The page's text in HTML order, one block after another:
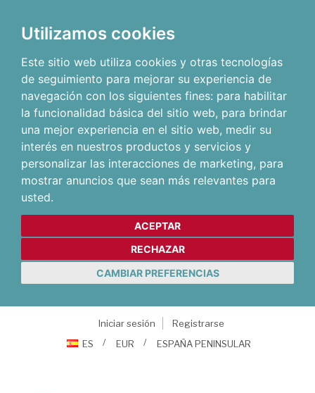
Utilizamos cookies
Este sitio web utiliza cookies y otras tecnologías
de seguimiento para mejorar su experiencia de
navegación con los siguientes fines: para habilitar
la funcionalidad básica del sitio web, para brindar
una mejor experiencia en el sitio web, medir su
interés en nuestros productos y servicios y
personalizar las interacciones de marketing, para
mostrar anuncios que sean más relevantes para
usted.
ACEPTAR
RECHAZAR
CAMBIAR PREFERENCIAS
Iniciar sesión
Registrarse
ES
EUR ESPAÑA PENINSULAR